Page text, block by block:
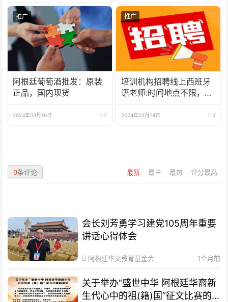
推广
阿根廷葡萄酒批发：原装
正品，国内现货
2024年03月16日 7
推广
培训机构招聘线上西班牙
语老师:时间地点不限，可
2024年02月14日 3
最新 最早 最热 评分最高
0条评论
会长刘芳勇学习建党105周年重要
讲话心得体会
阿根廷华文教育基金会 1个月前
关于举办“盛世中华 阿根廷华裔新
生代心中的祖(籍)国”征文比赛的